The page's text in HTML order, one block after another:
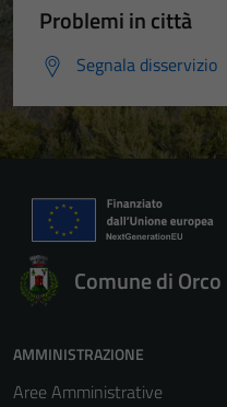
Problemi in città
Segnala disservizio
Comune di
AMMINISTRAZIONE
Aree Amministrative